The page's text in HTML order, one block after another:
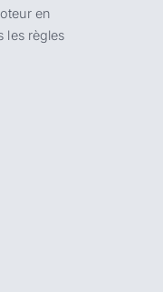
en
les règles